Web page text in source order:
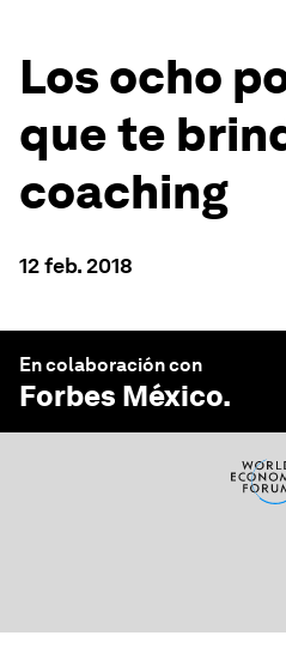
Los ocho
que te
coaching
12 feb. 2018
En colaboración con
Forbes México.